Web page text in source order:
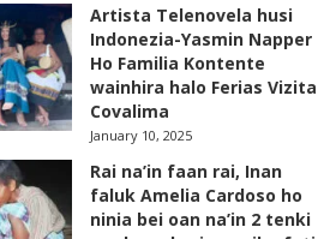
Artista Telenovela husi
Indonezia-Yasmin Napper
Ho Familia Kontente
wainhira halo Ferias Vizita
Covalima
January 10, 2025
Rai na’in faan rai, Inan
faluk Amelia Cardoso ho
ninia bei oan na’in 2 tenki